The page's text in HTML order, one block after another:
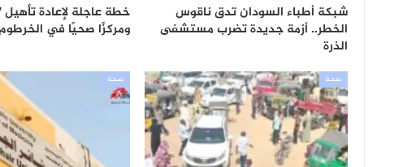
شبكة أطباء السودان تدق ناقوس
الخطر.. أزمة جديدة تضرب مستشفى
الذرة
ومركزًا صحيًا في الخرطوم
صحة صحة